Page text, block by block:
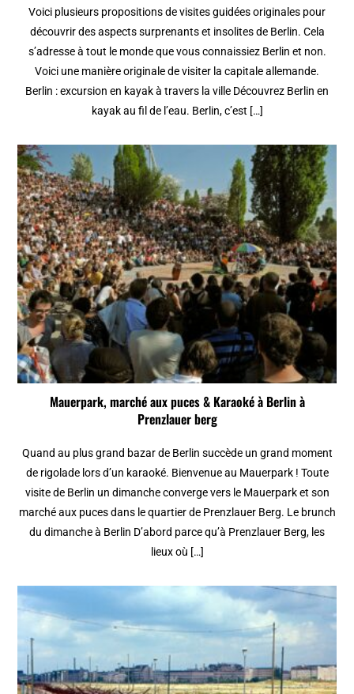
Voici plusieurs propositions de visites guidées originales pour
découvrir des aspects surprenants et insolites de Berlin. Cela
s’adresse à tout le monde que vous connaissiez Berlin et non.
Voici une manière originale de visiter la capitale allemande.
Berlin : excursion en kayak à travers la ville Découvrez Berlin en
kayak au fil de l’eau. Berlin, c’est […]
Mauerpark, marché aux puces & Karaoké à Berlin à
Prenzlauer berg
Quand au plus grand bazar de Berlin succède un grand moment
de rigolade lors d’un karaoké. Bienvenue au Mauerpark ! Toute
visite de Berlin un dimanche converge vers le Mauerpark et son
marché aux puces dans le quartier de Prenzlauer Berg. Le brunch
du dimanche à Berlin D’abord parce qu’à Prenzlauer Berg, les
lieux où […]